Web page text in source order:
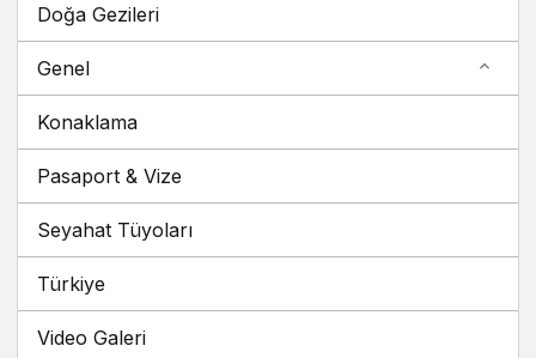
Doğa Gezileri
Genel
Konaklama
Pasaport & Vize
Seyahat Tüyoları
Türkiye
Video Galeri